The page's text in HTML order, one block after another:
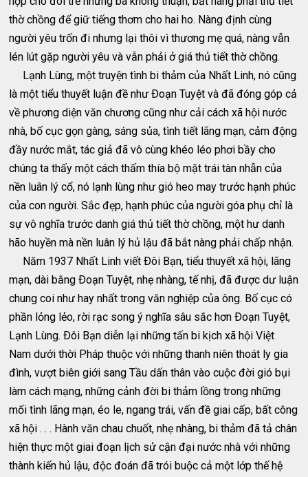
thờ chồng để giữ tiếng thơm cho hai ho. Nàng định cùng
người yêu trốn đi nhưng lại thôi vì thương mẹ quá, nàng vẫn
lén lút gặp người yêu và vẫn phải ở giá thủ tiết thờ chồng.
Lạnh Lùng, một truyện tình bi thảm của Nhất Linh, nó cũng
là một tiểu thuyết luận đề như Ðoạn Tuyệt và đã đóng góp cả
về phương diện văn chương cũng như cải cách xã hội nước
nhà, bố cục gọn gàng, sáng sủa, tình tiết lãng mạn, cảm động
đầy nước mắt, tác giả đã vô cùng khéo léo phơi bầy cho
chúng ta thấy một cách thấm thía bộ mặt trái tàn nhẫn của
nền luân lý cổ, nó lạnh lùng như gió heo may trước hạnh phúc
của con người. Sắc đẹp, hạnh phúc của người góa phụ chỉ là
sự vô nghĩa trước danh giá thủ tiết thờ chồng, một hư danh
hão huyền mà nền luân lý hủ lậu đã bắt nàng phải chấp nhận.
Năm 1937 Nhất Linh viết Ðôi Bạn, tiểu thuyết xã hội, lãng
mạn, dài bằng Ðoạn Tuyệt, nhẹ nhàng, tế nhị, đã được dư luận
chung coi như hay nhất trong văn nghiệp của ông. Bố cục có
phần lỏng lẻo, rời rạc song ý nghĩa sâu sắc hơn Ðoạn Tuyệt,
Lạnh Lùng. Ðôi Bạn diễn lại những tấn bi kịch xã hội Việt
Nam dưới thời Pháp thuộc với những thanh niên thoát ly gia
đình, vượt biên giới sang Tầu dấn thân vào cuộc đời gió bụi
làm cách mạng, những cảnh đời bi thảm lồng trong những
mối tình lãng mạn, éo le, ngang trái, vấn đề giai cấp, bất công
xã hội . . . Hành văn chau chuốt, nhẹ nhàng, bi thảm đã tả chân
hiện thực một giai đoạn lịch sử cận đại nước nhà với những
thành kiến hủ lậu, độc đoán đã trói buộc cả một lớp thế hệ